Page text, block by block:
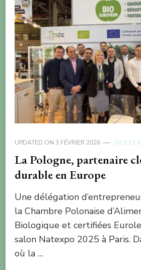
UPDATED ON 3 FÉVRIER 2026
La Pologne, partenaire
durable en Europe
Une délégation
la Chambre Polonaise
Biologique et certifiées
salon Natexpo 2025 à Paris.
où la …